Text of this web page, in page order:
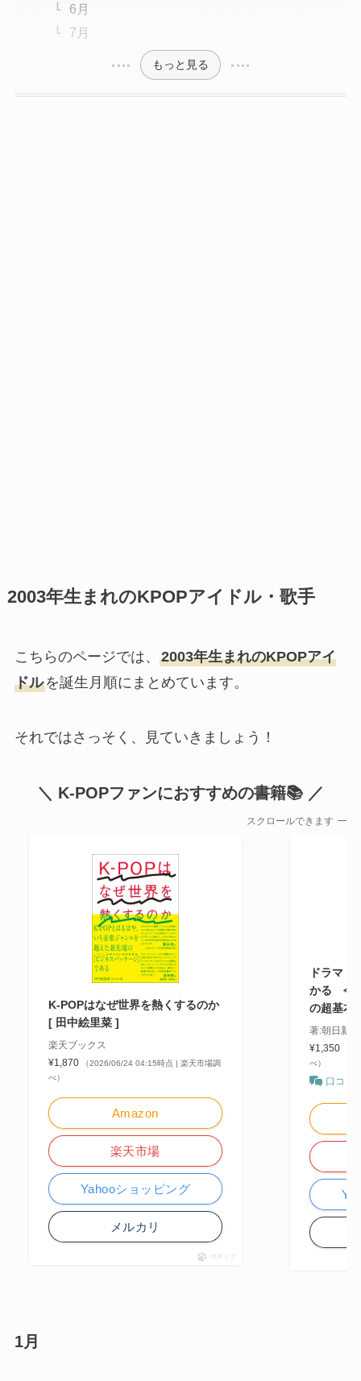
6月
7月
もっと見る
2003年生まれのKPOPアイドル・歌手
こちらのページでは、 2003年生まれのKPOPアイ
ドルを誕生月順にまとめています。
それではさっそく、見ていきましょう！
＼ K-POPファンにおすすめの書籍📚 ／
スクロールできます
K-POPはなぜ世界を熱くするのか
[ 田中絵里菜 ]
楽天ブックス
¥1,870
（2026/06/24 04:15時点 | 楽天市場調
べ）
Amazon
楽天市場
Yahooショッピング
メルカリ
ポチップ
ドラマ・
かる 今
の超基本
著:朝日新
¥1,350
べ）
口コミ
1月